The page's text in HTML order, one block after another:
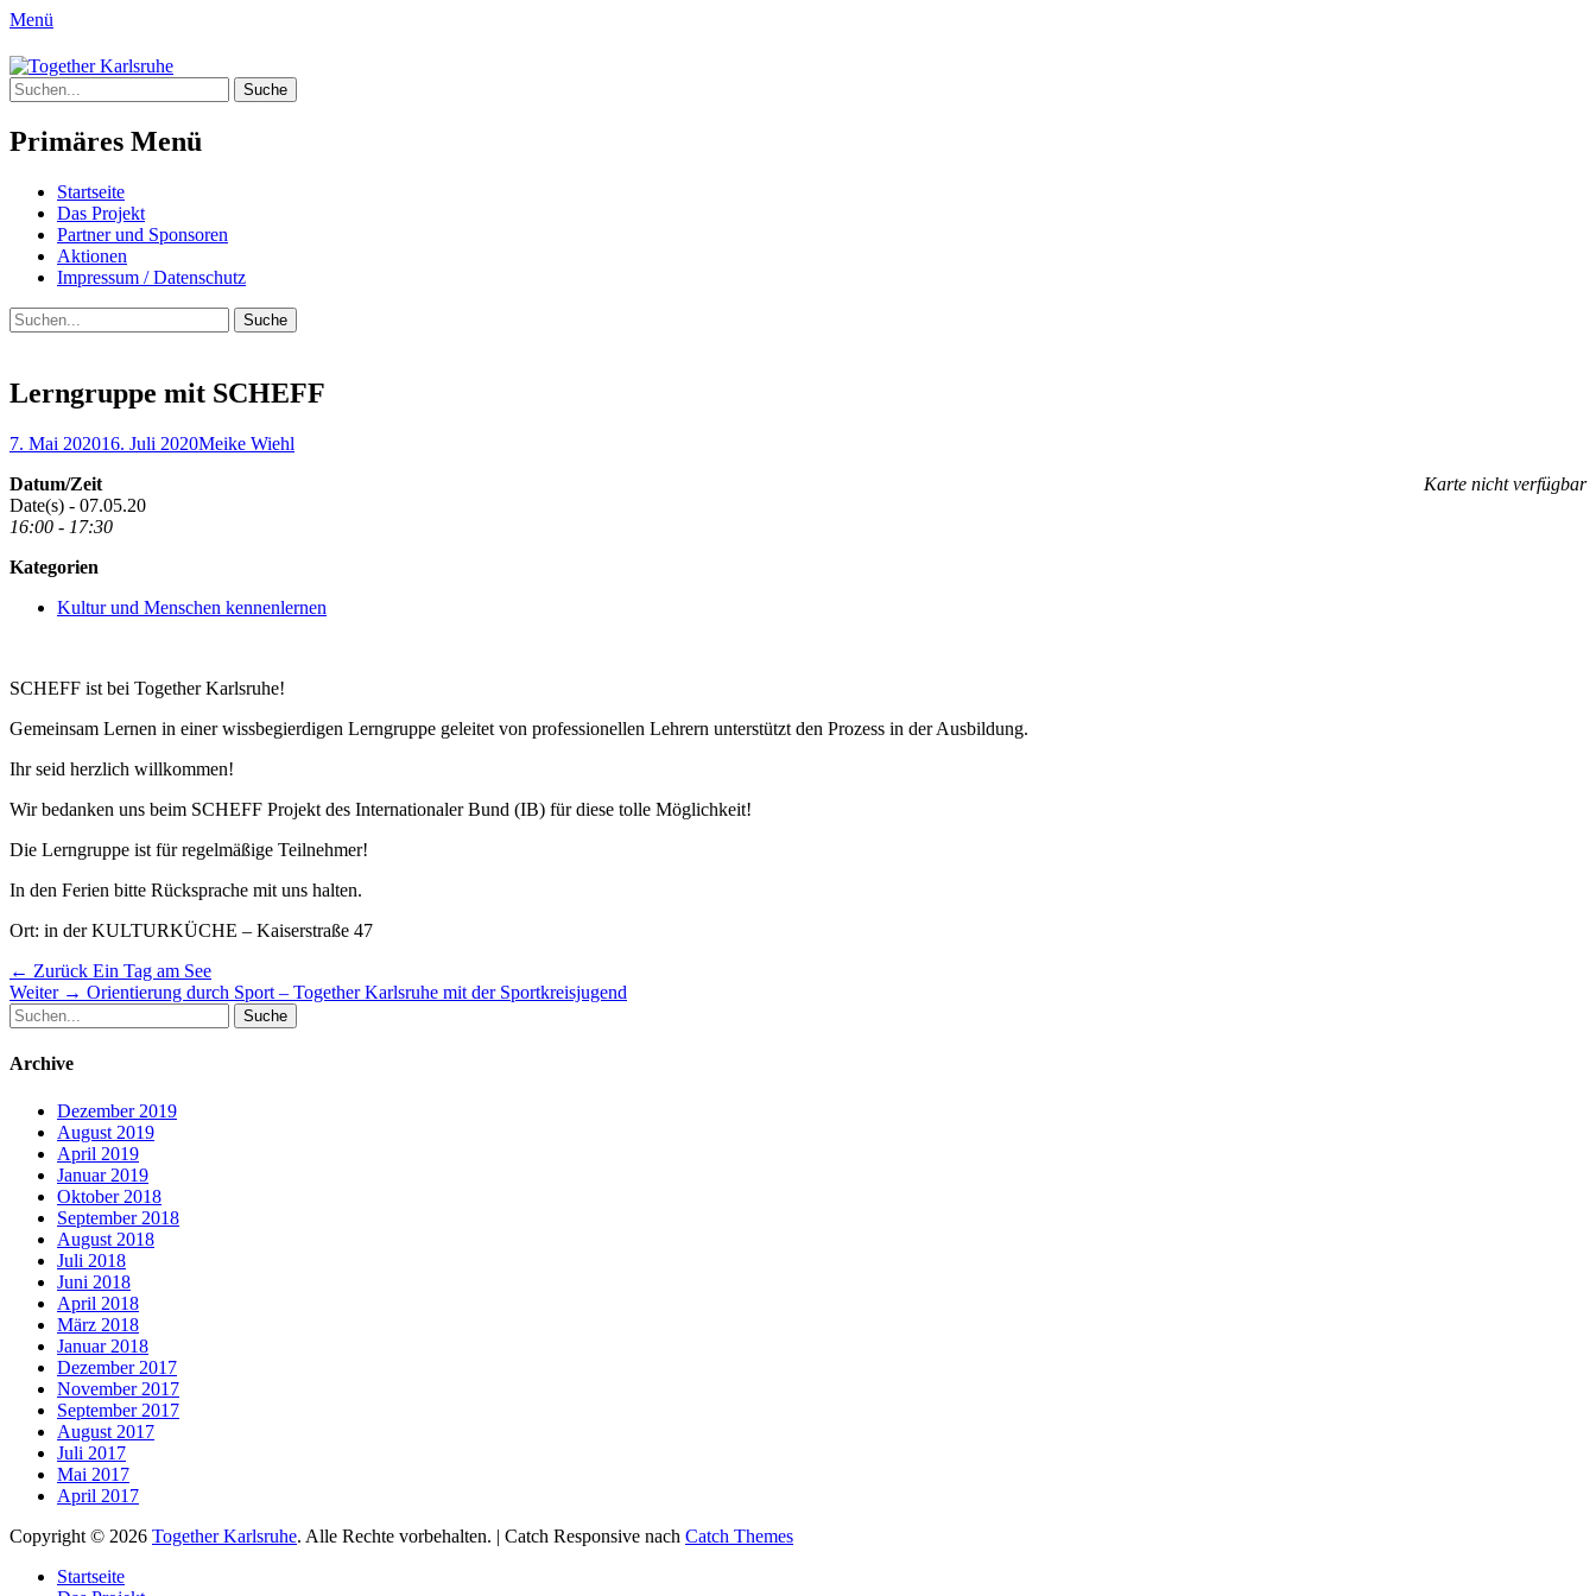
Menü
Together Karlsruhe
Integration von jungen Menschen mit Fluchterfahrung und Migrationshintergrund
Suche
nach:
Primäres Menü
Springe
zum
Inhalt
Startseite
Das Projekt
Partner und Sponsoren
Aktionen
Impressum / Datenschutz
Suchen
Suche
nach:
Lerngruppe mit SCHEFF
Posted
7. Mai 202016. Juli 2020Author
Meike Wiehl
Karte nicht verfügbar
Datum/Zeit
Date(s) - 07.05.20
16:00 - 17:30
Kategorien
Kultur und Menschen kennenlernen
SCHEFF ist bei Together Karlsruhe!
Gemeinsam Lernen in einer wissbegierdigen Lerngruppe geleitet von professionellen Lehrern unterstützt den Prozess in der Ausbildung.
Ihr seid herzlich willkommen!
Wir bedanken uns beim SCHEFF Projekt des Internationaler Bund (IB) für diese tolle Möglichkeit!
Die Lerngruppe ist für regelmäßige Teilnehmer!
In den Ferien bitte Rücksprache mit uns halten.
Ort: in der KULTURKÜCHE – Kaiserstraße 47
Beitragsnavigation
← Zurück Vorheriger
Beitrag:
Ein Tag am See
Weiter → Nächster
Orientierung durch Sport – Together Karlsruhe mit der Sportkreisjugend
Suche
nach:
Archive
Dezember 2019
August 2019
April 2019
Januar 2019
Oktober 2018
September 2018
August 2018
Juli 2018
Juni 2018
April 2018
März 2018
Januar 2018
Dezember 2017
November 2017
September 2017
August 2017
Juli 2017
Mai 2017
April 2017
Copyright © 2026 Together Karlsruhe. Alle Rechte vorbehalten. | Catch Responsive nach Catch Themes
oben
Startseite